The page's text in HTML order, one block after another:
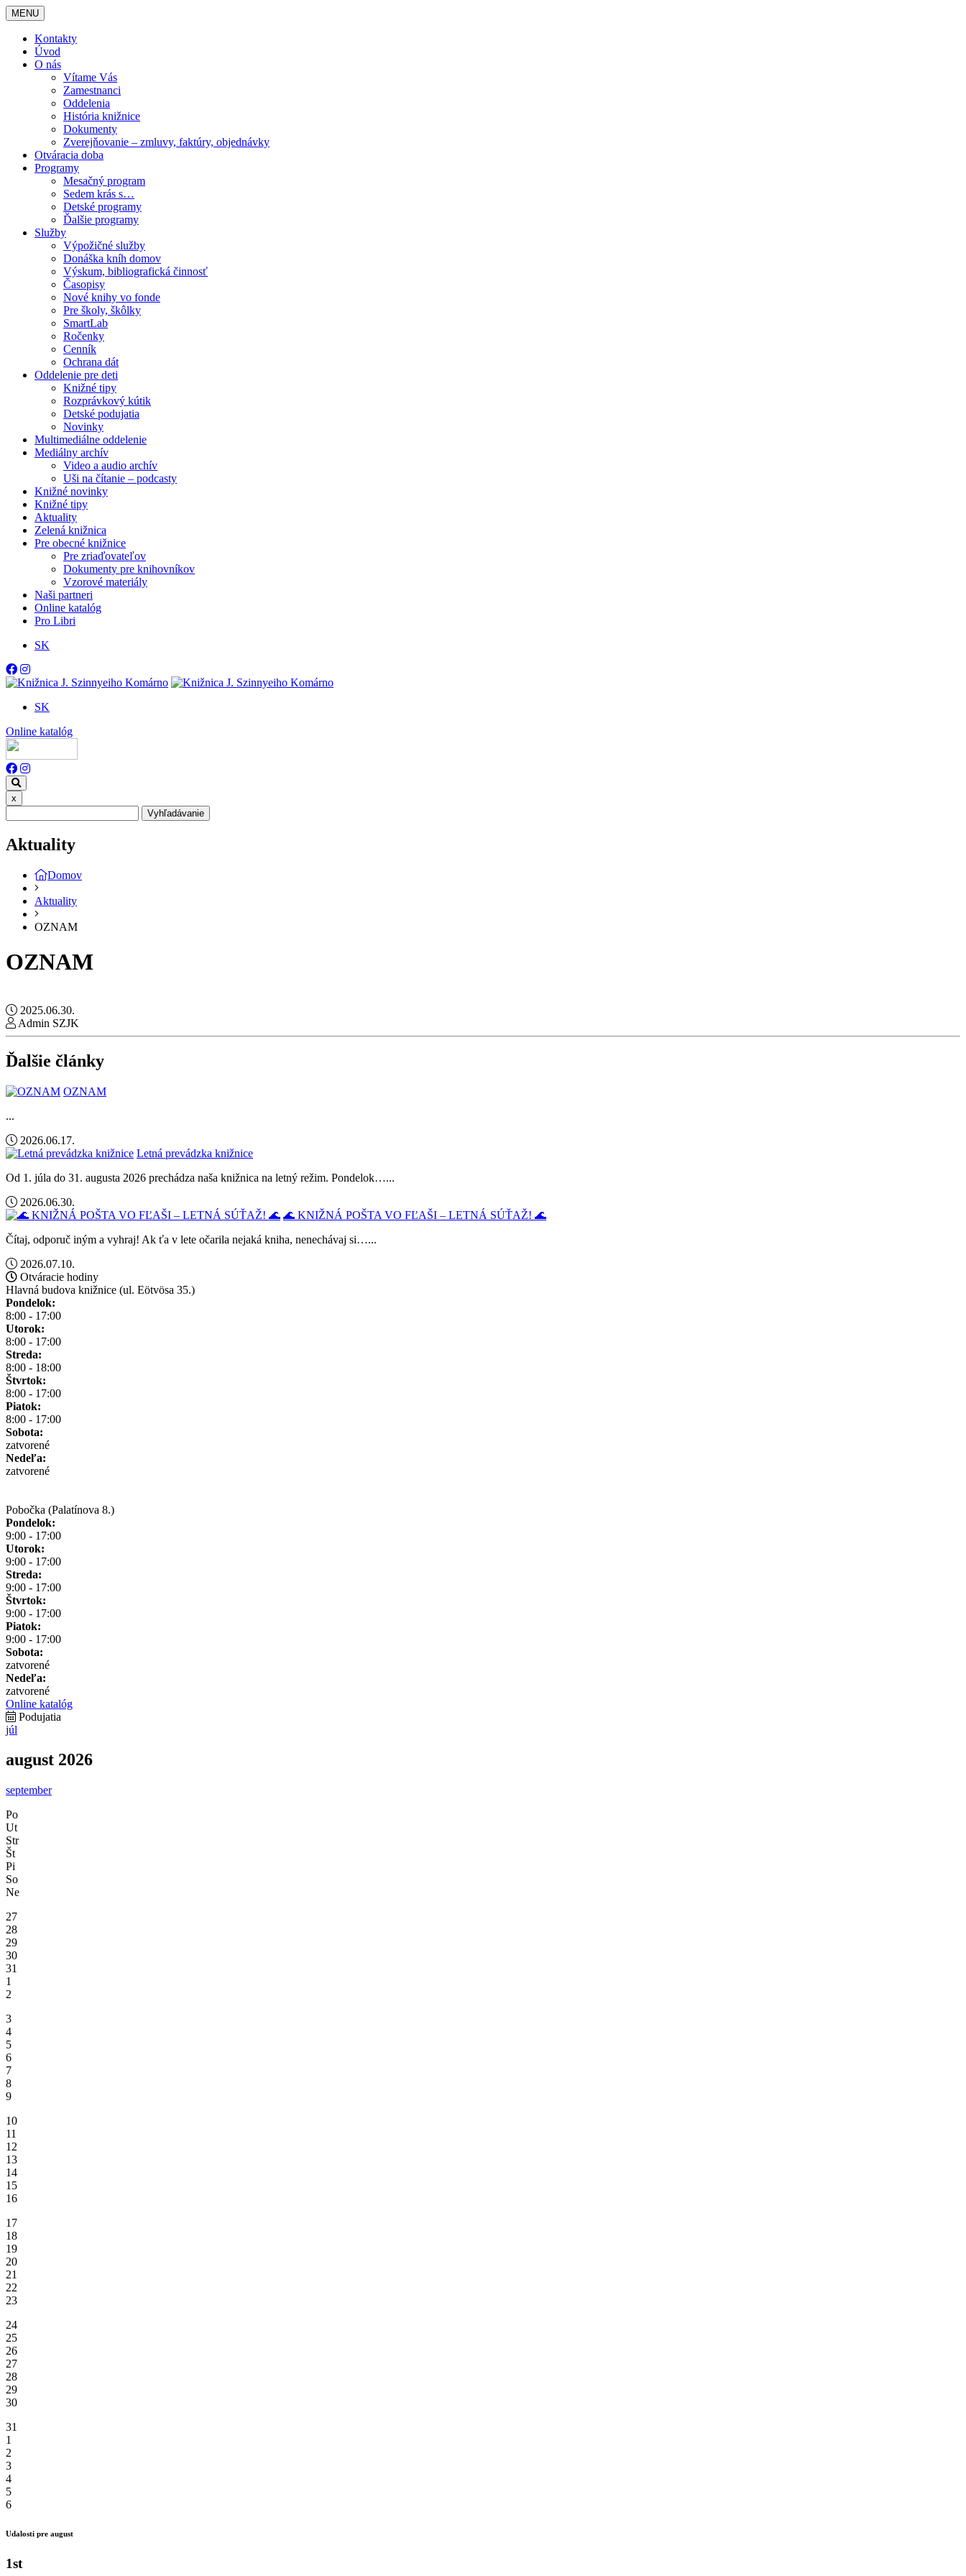
MENU
Kontakty
Úvod
O nás
Vítame Vás
Zamestnanci
Oddelenia
História knižnice
Dokumenty
Zverejňovanie – zmluvy, faktúry, objednávky
Otváracia doba
Programy
Mesačný program
Sedem krás s…
Detské programy
Ďalšie programy
Služby
Výpožičné služby
Donáška kníh domov
Výskum, bibliografická činnosť
Časopisy
Nové knihy vo fonde
Pre školy, škôlky
SmartLab
Ročenky
Cenník
Ochrana dát
Oddelenie pre deti
Knižné tipy
Rozprávkový kútik
Detské podujatia
Novinky
Multimediálne oddelenie
Mediálny archív
Video a audio archív
Uši na čítanie – podcasty
Knižné novinky
Knižné tipy
Aktuality
Zelená knižnica
Pre obecné knižnice
Pre zriaďovateľov
Dokumenty pre knihovníkov
Vzorové materiály
Naši partneri
Online katalóg
Pro Libri
SK
SK
Online katalóg
x
Vyhľadávanie
Aktuality
Domov
Aktuality
OZNAM
OZNAM
2025.06.30.
Admin SZJK
Ďalšie články
OZNAM
...
2026.06.17.
Letná prevádzka knižnice
Od 1. júla do 31. augusta 2026 prechádza naša knižnica na letný režim. Pondelok…...
2026.06.30.
🌊 KNIŽNÁ POŠTA VO FĽAŠI – LETNÁ SÚŤAŽ! 🌊
Čítaj, odporuč iným a vyhraj! Ak ťa v lete očarila nejaká kniha, nenechávaj si…...
2026.07.10.
Otváracie hodiny
Hlavná budova knižnice (ul. Eötvösa 35.)
Pondelok:
8:00 - 17:00
Utorok:
8:00 - 17:00
Streda:
8:00 - 18:00
Štvrtok:
8:00 - 17:00
Piatok:
8:00 - 17:00
Sobota:
zatvorené
Nedeľa:
zatvorené
Pobočka (Palatínova 8.)
Pondelok:
9:00 - 17:00
Utorok:
9:00 - 17:00
Streda:
9:00 - 17:00
Štvrtok:
9:00 - 17:00
Piatok:
9:00 - 17:00
Sobota:
zatvorené
Nedeľa:
zatvorené
Online katalóg
Podujatia
júl
august 2026
september
Po
Ut
Str
Št
Pi
So
Ne
27
28
29
30
31
1
2
3
4
5
6
7
8
9
10
11
12
13
14
15
16
17
18
19
20
21
22
23
24
25
26
27
28
29
30
31
1
2
3
4
5
6
Udalosti pre august
1st